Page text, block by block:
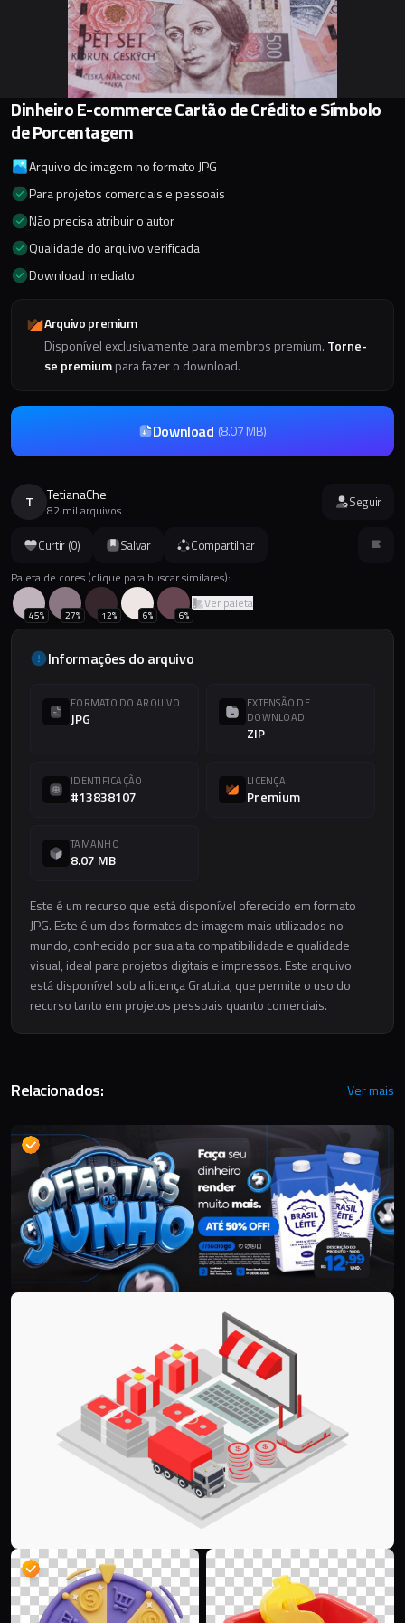
Curtir (0) Salvar Compartilhar
Paleta de cores (clique para buscar similares):
45% 27% 12% 6% 6%
Ver paleta
Informações do arquivo
FORMATO DO ARQUIVO
JPG
EXTENSÃO DE
DOWNLOAD
ZIP
IDENTIFICAÇÃO
#13838107
LICENÇA
Premium
TAMANHO
8.07 MB
Este é um recurso que está disponível oferecido em formato
JPG. Este é um dos formatos de imagem mais utilizados no
mundo, conhecido por sua alta compatibilidade e qualidade
visual, ideal para projetos digitais e impressos. Este arquivo
está disponível sob a licença Gratuita, que permite o uso do
recurso tanto em projetos pessoais quanto comerciais.
Dinheiro E-commerce Cartão de Crédito e Símbolo
de Porcentagem
Arquivo de imagem no formato JPG
Para projetos comerciais e pessoais
Não precisa atribuir o autor
Qualidade do arquivo verificada
Download imediato
Arquivo premium
Disponível exclusivamente para membros premium. Torne-
se premiumpara fazer o download.
Download (8.07 MB)
T TetianaChe
82 mil arquivos Seguir
Relacionados: Ver mais